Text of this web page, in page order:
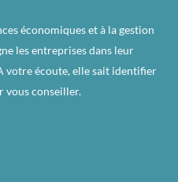
économiques et à la gestion
les entreprises dans leur
votre écoute, elle sait identifier
vous conseiller.